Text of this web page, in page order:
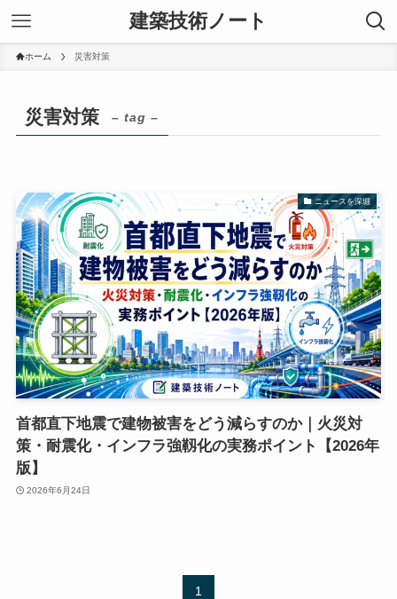
建築技術ノート
ホーム 災害対策
災害対策 – tag –
ニュースを深堀
首都直下地震で建物被害をどう減らすのか｜火災対
策・耐震化・インフラ強靱化の実務ポイント【2026年
版】
2026年6月24日
1